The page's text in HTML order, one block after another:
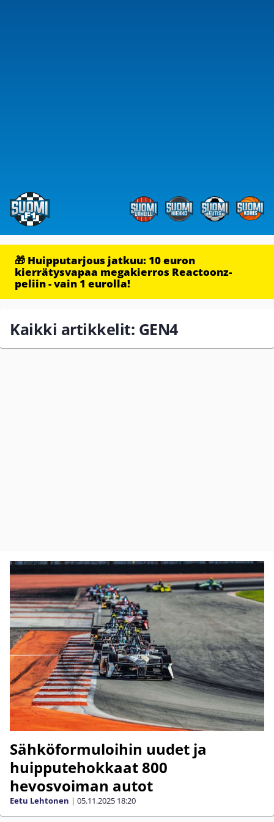
🎁 Huipputarjous jatkuu: 10 euron
kierrätysvapaa megakierros Reactoonz-
peliin - vain 1 eurolla!
Kaikki artikkelit: GEN4
Sähköformuloihin uudet ja
huipputehokkaat 800
hevosvoiman autot
Eetu Lehtonen | 05.11.2025 18:20